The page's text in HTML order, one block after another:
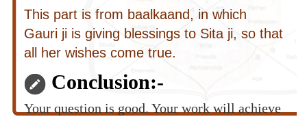
This part is from baalkaand, in which
Gauri ji is giving blessings to Sita ji, so that
all her wishes come true.
Conclusion:-
Your question is good. Your work will achieve